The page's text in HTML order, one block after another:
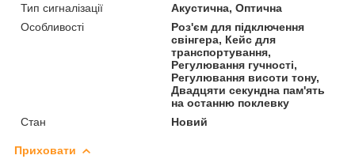
Тип сигналізації
Акустична, Оптична
Особливості
Роз'єм для підключення
свінгера, Кейс для
транспортування,
Регулювання гучності,
Регулювання висоти тону,
Двадцяти секундна пам'ять
на останню поклевку
Стан
Новий
Приховати